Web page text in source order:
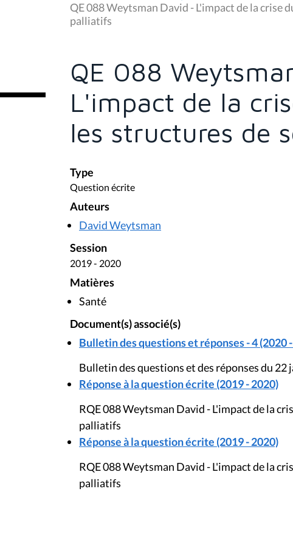
u
s
ê
c
QE 088 Weytsman David - L'impact de la crise
palliatifs
QE 088
L'impact de la
les structures de
Type
Question écrite
Auteurs
David Weytsman
Session
2019 - 2020
Matières
Santé
Document(s) associé(s)
Bulletin des questions et réponses - 4 (2020
Bulletin des questions et des réponses du 22
Réponse à la question écrite (2019 - 2020)
RQE 088 Weytsman David - L'impact de la
palliatifs
Réponse à la question écrite (2019 - 2020)
RQE 088 Weytsman David - L'impact de la
palliatifs